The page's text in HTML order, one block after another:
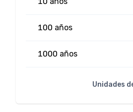
Unidades
100 años
1000 años